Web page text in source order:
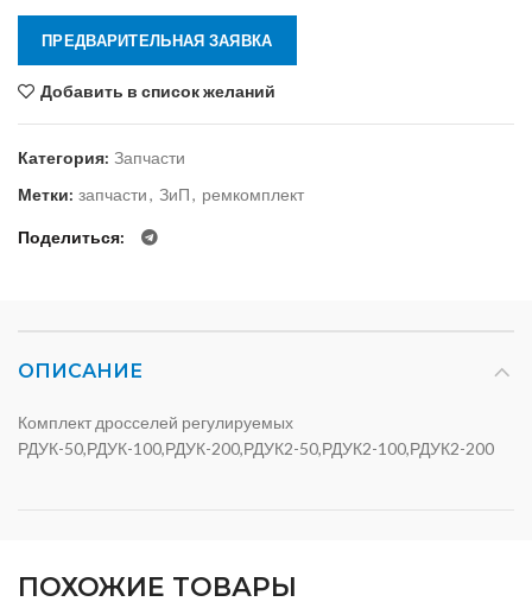
ПРЕДВАРИТЕЛЬНАЯ ЗАЯВКА
Добавить в список желаний
Категория: Запчасти
Метки: запчасти, ЗиП, ремкомплект
Поделиться
ОПИСАНИЕ
Комплект дросселей регулируемых
РДУК-50,РДУК-100,РДУК-200,РДУК2-50,РДУК2-100,РДУК2-200
ПОХОЖИЕ ТОВАРЫ